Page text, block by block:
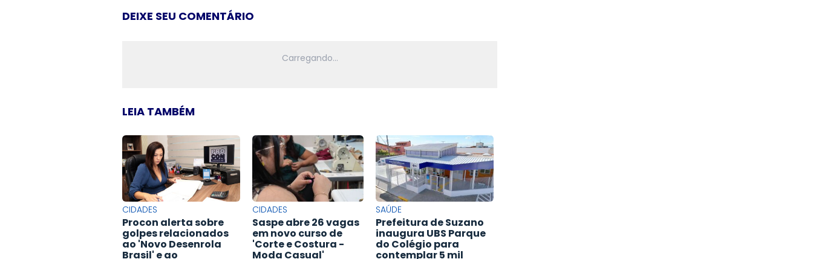
DEIXE SEU COMENTÁRIO
LEIA TAMBÉM
CIDADES
Procon alerta sobre
golpes relacionados
ao 'Novo Desenrola
Brasil' e ao
CIDADES
Saspe abre 26 vagas
em novo curso de
'Corte e Costura -
Moda Casual'
SAÚDE
Prefeitura de Suzano
inaugura UBS Parque
do Colégio para
contemplar 5 mil